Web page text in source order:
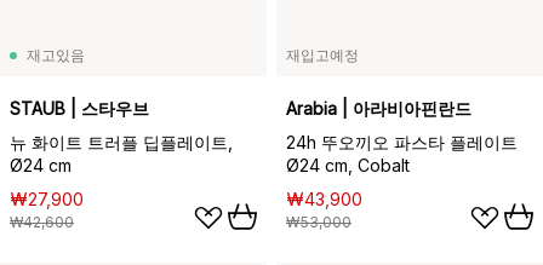
재고있음
STAUB | 스타우브
뉴 화이트 트러플 딥플레이트,
Ø24 cm
₩27,900
₩42,600
재입고예정
Arabia | 아라비아핀란드
24h 뚜오끼오 파스타 플레이트
Ø24 cm, Cobalt
₩43,900
₩53,000